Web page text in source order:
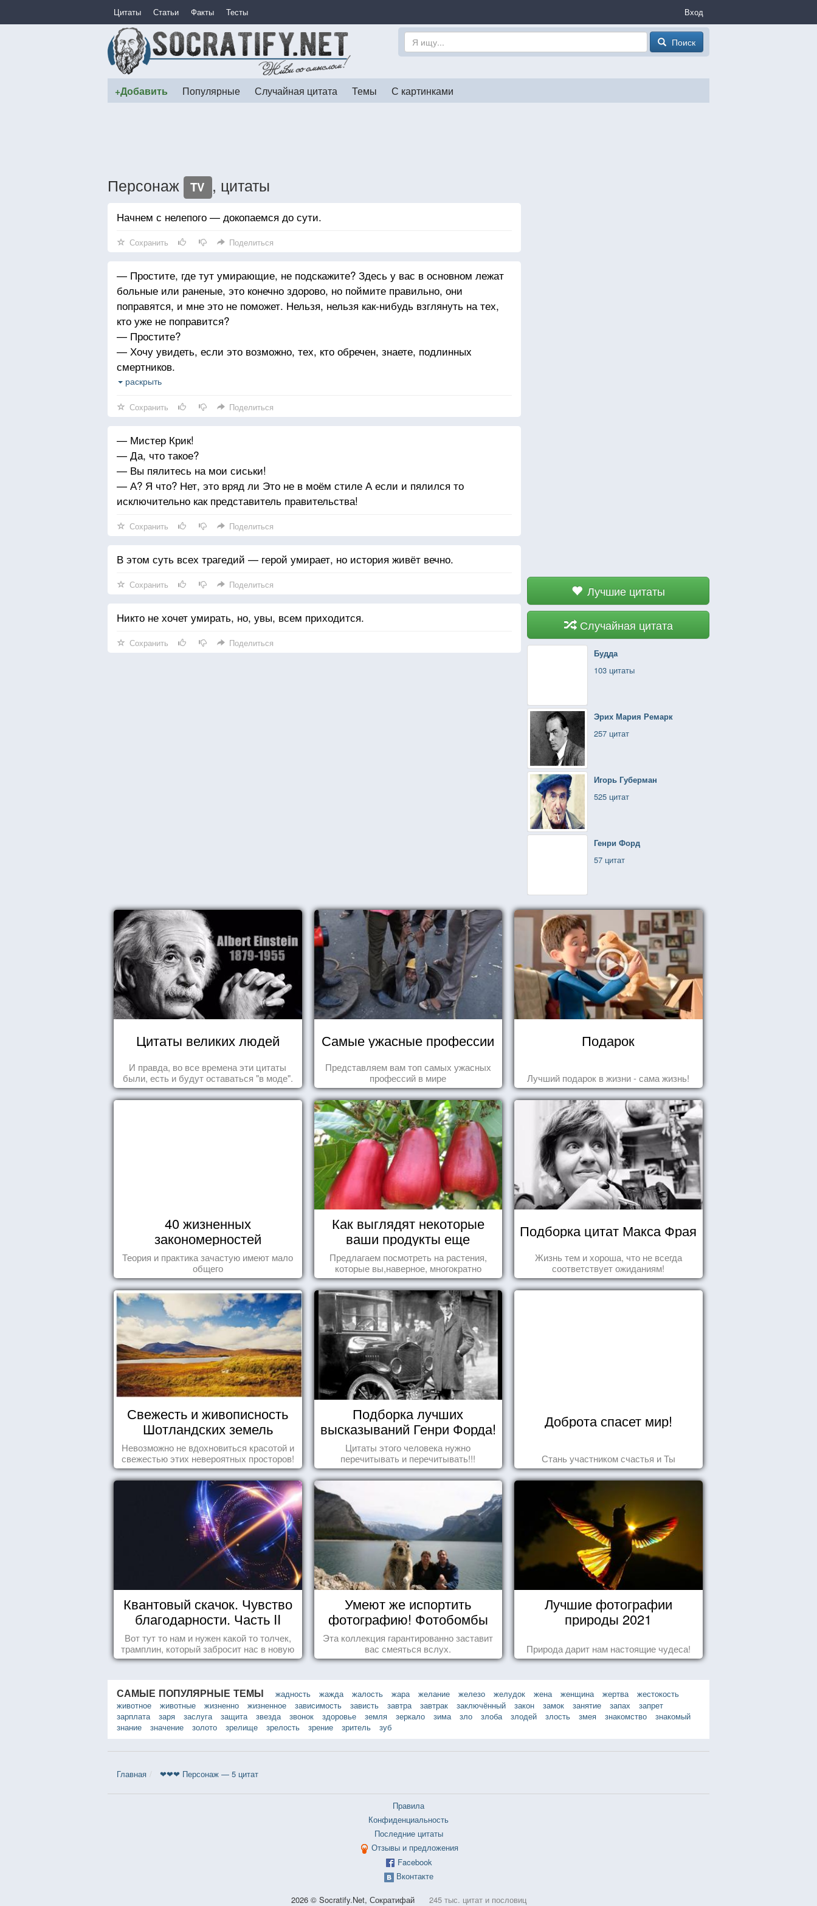
Цитаты Статьи Факты Тесты Вход
Поиск
+Добавить Популярные Случайная цитата Темы С картинками
Персонаж TV , цитаты
Лучшие цитаты
Случайная цитата
Будда
103 цитаты
Эрих Мария Ремарк
257 цитат
Игорь Губерман
525 цитат
Генри Форд
57 цитат
Начнем с нелепого — докопаемся до сути.
Сохранить Поделиться
— Простите, где тут умирающие, не подскажите? Здесь у вас в основном лежат
больные или раненые, это конечно здорово, но поймите правильно, они
поправятся, и мне это не поможет. Нельзя, нельзя как-нибудь взглянуть на тех,
кто уже не поправится?
— Простите?
— Хочу увидеть, если это возможно, тех, кто обречен, знаете, подлинных
смертников.
— Прошу прощения, вы на что-то жалуетесь?
раскрыть
Сохранить Поделиться
— Мистер Крик!
— Да, что такое?
— Вы пялитесь на мои сиськи!
— А? Я что? Нет, это вряд ли Это не в моём стиле А если и пялился то
исключительно как представитель правительства!
Сохранить Поделиться
В этом суть всех трагедий — герой умирает, но история живёт вечно.
Сохранить Поделиться
Никто не хочет умирать, но, увы, всем приходится.
Сохранить Поделиться
Цитаты великих людей
И правда, во все времена эти цитаты
были, есть и будут оставаться "в моде".
Самые ужасные профессии
Представляем вам топ самых ужасных
профессий в мире
Подарок
Лучший подарок в жизни - сама жизнь!
40 жизненных
закономерностей
Теория и практика зачастую имеют мало
общего
Как выглядят некоторые
ваши продукты еще
живыми?
Предлагаем посмотреть на растения,
которые вы,наверное, многократно
видели , но никогда не представляли
себе, что употребляете их в пищу.
Подборка цитат Макса Фрая
Жизнь тем и хороша, что не всегда
соответствует ожиданиям!
Свежесть и живописность
Шотландских земель
Невозможно не вдохновиться красотой и
свежестью этих невероятных просторов!
Подборка лучших
высказываний Генри Форда!
Цитаты этого человека нужно
перечитывать и перечитывать!!!
Доброта спасет мир!
Стань участником счастья и Ты
Квантовый скачок. Чувство
благодарности. Часть II
Вот тут то нам и нужен какой то толчек,
трамплин, который забросит нас в новую
реальность. БЛАГОДАРНОСТЬ.
Умеют же испортить
фотографию! Фотобомбы
животных
Эта коллекция гарантированно заставит
вас смеяться вслух.
Лучшие фотографии
природы 2021
Природа дарит нам настоящие чудеса!
САМЫЕ ПОПУЛЯРНЫЕ ТЕМЫ жадность жажда жалость жара желание железо желудок жена женщина жертва
жестокость
животное
животные жизненно жизненное зависимость зависть завтра завтрак заключённый закон замок занятие запах
запрет
зарплата
заря заслуга защита звезда звонок здоровье земля зеркало зима зло злоба злодей злость змея знакомство
знакомый
знание
значение золото зрелище зрелость зрение зритель зуб
Главная ❤❤❤ Персонаж — 5 цитат
Правила
Конфиденциальность
Последние цитаты
Отзывы и предложения
Facebook
Вконтакте
2026 © Socratify.Net, Сократифай 245 тыс. цитат и пословиц